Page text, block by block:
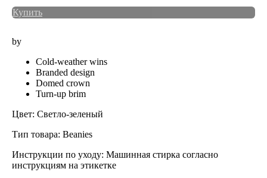
Купить
by
Cold-weather wins
Branded design
Domed crown
Turn-up brim
Цвет: Светло-зеленый
Тип товара: Beanies
Инструкции по уходу: Машинная стирка согласно
инструкциям на этикетке